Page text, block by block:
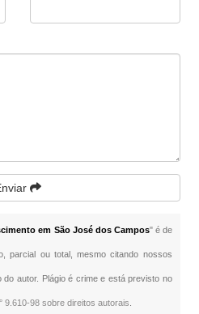
em São José dos Campos" é de
parcial ou total, mesmo citando nossos
autor. Plágio é crime e está previsto no
9.610-98 sobre direitos autorais